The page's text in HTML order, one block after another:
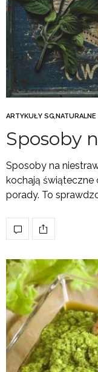
ARTYKUŁY SG,
Sposoby
Sposoby na
kochają świąteczne
porady. To